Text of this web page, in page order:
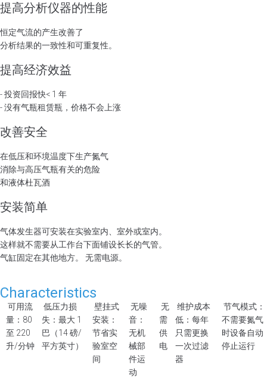
提高分析仪器的性能
恒定气流的产生改善了
分析结果的一致性和可重复性。
提高经济效益
- 投资回报快< 1 年
- 没有气瓶租赁瓶，价格不会上涨
改善安全
在低压和环境温度下生产氮气
消除与高压气瓶有关的危险
和液体杜瓦酒
安装简单
气体发生器可安装在实验室内、室外或室内。
这样就不需要从工作台下面铺设长长的气管。
气缸固定在其他地方。 无需电源。
Characteristics
可用流
量：80
至 220
升/分钟
低压力损
失：最大 1
巴（14 磅/
平方英寸）
壁挂式
安装：
节省实
验室空
间
无噪
音：
无机
械部
件运
动
无
需
供
电
维护成本
低：每年
只需更换
一次过滤
器
节气模式：
不需要氮气
时设备自动
停止运行